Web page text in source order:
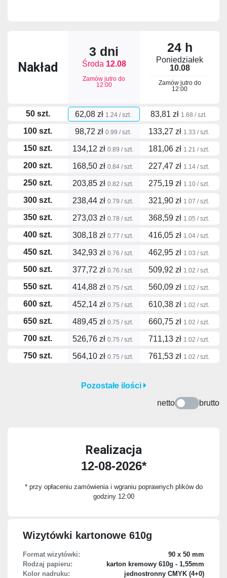
Nakład
3 dni
Środa 12.08
Zamów jutro do
12:00
24 h
Poniedziałek
10.08
Zamów jutro do
12:00
50 szt. 62,08 zł 1.24 / szt. 83,81 zł 1.68 / szt.
100 szt. 98,72 zł 0.99 / szt. 133,27 zł 1.33 / szt.
150 szt. 134,12 zł 0.89 / szt. 181,06 zł 1.21 / szt.
200 szt. 168,50 zł 0.84 / szt. 227,47 zł 1.14 / szt.
250 szt. 203,85 zł 0.82 / szt. 275,19 zł 1.10 / szt.
300 szt. 238,44 zł 0.79 / szt. 321,90 zł 1.07 / szt.
350 szt. 273,03 zł 0.78 / szt. 368,59 zł 1.05 / szt.
400 szt. 308,18 zł 0.77 / szt. 416,05 zł 1.04 / szt.
450 szt. 342,93 zł 0.76 / szt. 462,95 zł 1.03 / szt.
500 szt. 377,72 zł 0.76 / szt. 509,92 zł 1.02 / szt.
550 szt. 414,88 zł 0.75 / szt. 560,09 zł 1.02 / szt.
600 szt. 452,14 zł 0.75 / szt. 610,38 zł 1.02 / szt.
650 szt. 489,45 zł 0.75 / szt. 660,75 zł 1.02 / szt.
700 szt. 526,76 zł 0.75 / szt. 711,13 zł 1.02 / szt.
750 szt. 564,10 zł 0.75 / szt. 761,53 zł 1.02 / szt.
Pozostałe ilości
netto
brutto
Realizacja
12-08-2026*
* przy opłaceniu zamówienia i wgraniu poprawnych plików do
godziny 12:00
Wizytówki kartonowe 610g
Format wizytówki:
90 x 50 mm
Rodzaj papieru:
karton kremowy 610g - 1,55mm
Kolor nadruku:
jednostronny CMYK (4+0)